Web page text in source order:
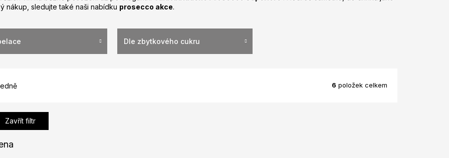
nákup, sledujte také naši nabídku prosecco akce.
Dle zbytkového cukru
6 položek celkem
Zavřít filtr